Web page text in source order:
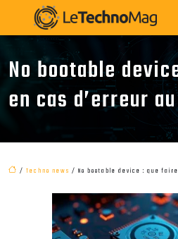
No bootable
en cas d’erreur
/ Techno news / No bootable device : que